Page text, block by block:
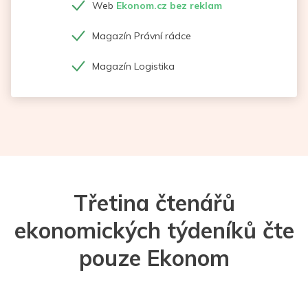
Web Ekonom.cz bez reklam
Magazín Právní rádce
Magazín Logistika
Třetina čtenářů
ekonomických týdeníků čte
pouze Ekonom